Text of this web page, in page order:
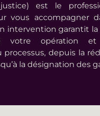
est le
vous accompagner
intervention garantit
votre opération et
processus, depuis la
la désignation des